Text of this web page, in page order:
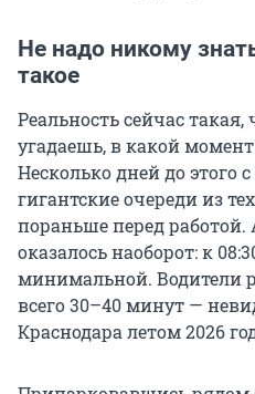
Не надо никому
такое
Реальность сейчас
угадаешь, в какой
Несколько дней до этого
гигантские очереди из
пораньше перед
оказалось наоборот: к
минимальной. Водители
всего 30–40 минут —
Краснодара летом 2026